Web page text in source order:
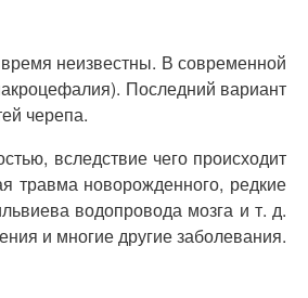
неизвестны. В современной
Последний вариант
черепа.
вследствие чего происходит
травма новорожденного, редкие
водопровода мозга и т. д.
и многие другие заболевания.